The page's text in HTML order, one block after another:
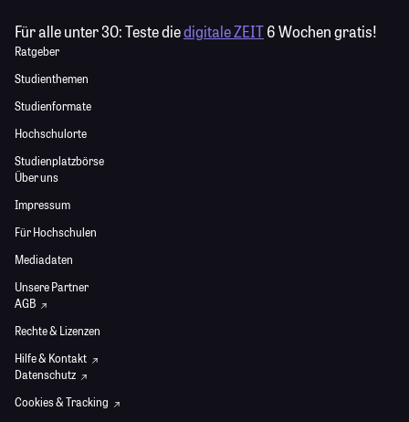
Für alle unter 30:Teste diedigitale ZEIT6 Wochen gratis!
Ratgeber
Studienthemen
Studienformate
Hochschulorte
Studienplatzbörse
Über uns
Impressum
Für Hochschulen
Mediadaten
Unsere Partner
AGB
Rechte & Lizenzen
Hilfe & Kontakt
Datenschutz
Cookies & Tracking